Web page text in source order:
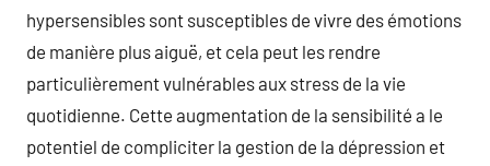
hypersensibles sont susceptibles de vivre des émotions
de manière plus aiguë, et cela peut les rendre
particulièrement vulnérables aux stress de la vie
quotidienne. Cette augmentation de la sensibilité a le
potentiel de compliciter la gestion de la dépression et